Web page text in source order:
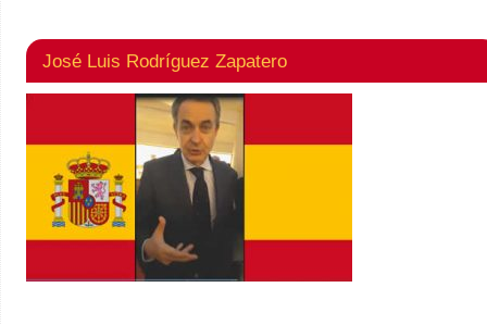
José Luis Rodríguez Zapatero